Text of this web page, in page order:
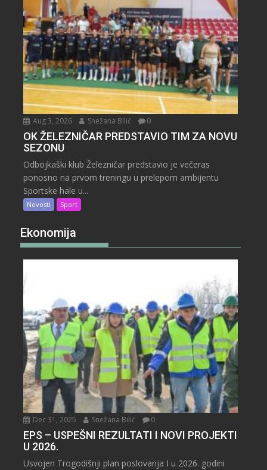
Aug 3, 2026 Snežana Bilić 0
OK ŽELEZNIČAR PREDSTAVIO TIM ZA NOVU
SEZONU
Odbojkaški klub Železničar predstavio je večeras
ponosno na prvom treningu u prelepom ambijentu
Sportske hale u...
Novosti Sport
Ekonomija
Dec 31, 2025 Snežana Bilić 0
EPS – USPEŠNI REZULTATI I NOVI PROJEKTI
U 2026.
Usvojen Trogodišnji plan poslovanja I u 2026. godini